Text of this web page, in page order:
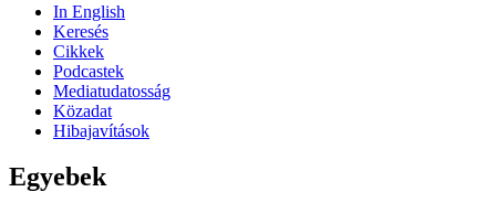
In English
Keresés
Cikkek
Podcastek
Mediatudatosság
Közadat
Hibajavítások
Egyebek